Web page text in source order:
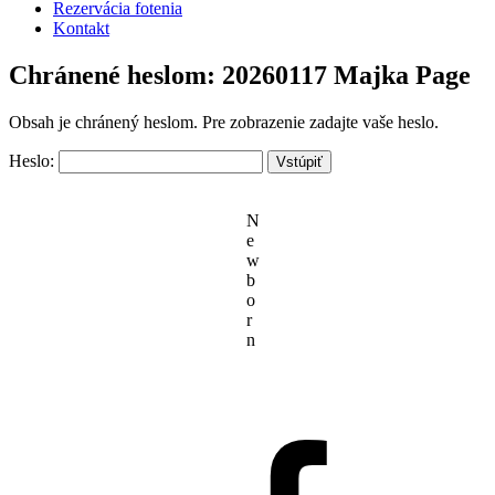
Rezervácia fotenia
Kontakt
Chránené heslom: 20260117 Majka Page
Obsah je chránený heslom. Pre zobrazenie zadajte vaše heslo.
Heslo:
N
e
w
b
o
r
n